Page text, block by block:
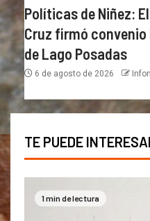
Políticas de Niñez:
Cruz firmó convenio
de Lago Posadas
6 de agosto de 2026
TE PUEDE
1 min de lectura